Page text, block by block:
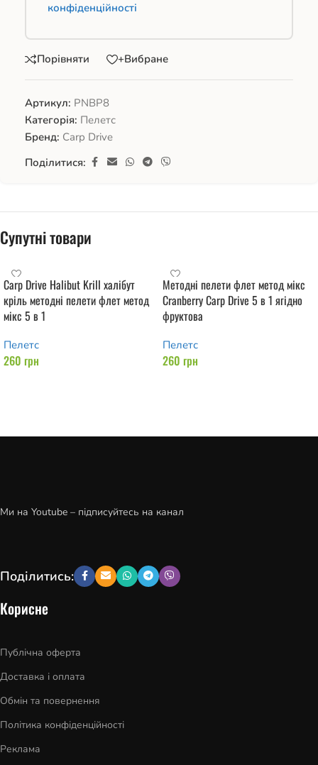
конфіденційності
Порівняти +Вибране
Артикул: PNBP8
Категорія: Пелетс
Бренд: Carp Drive
Поділитися:
Супутні товари
Carp Drive Halibut Krill халібут
кріль методні пелети флет метод
мікс 5 в 1
Пелетс
260 грн
Методні пелети флет метод мікс
Cranberry Carp Drive 5 в 1 ягідно
фруктова
Пелетс
260 грн
Ми на Youtube – підписуйтесь на канал
Поділитись:
Корисне
Публічна оферта
Доставка і оплата
Обмін та повернення
Політика конфіденційності
Реклама